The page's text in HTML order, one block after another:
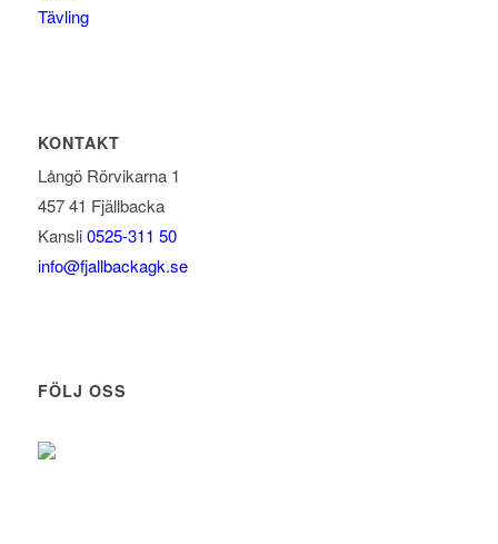
Tävling
KONTAKT
Långö Rörvikarna 1
457 41 Fjällbacka
Kansli0525-311 50
info@fjallbackagk.se
FÖLJ OSS